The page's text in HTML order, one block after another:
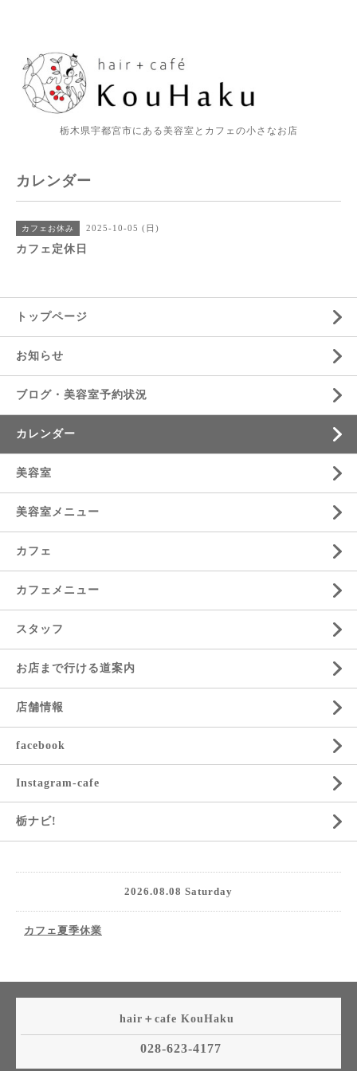
栃木県宇都宮市にある美容室とカフェの小さなお店
カレンダー
カフェお休み 2025-10-05 (日)
カフェ定休日
トップページ
お知らせ
ブログ・美容室予約状況
カレンダー
美容室
美容室メニュー
カフェ
カフェメニュー
スタッフ
お店まで行ける道案内
店舗情報
facebook
Instagram-cafe
栃ナビ!
2026.08.08 Saturday
カフェ夏季休業
hair＋cafe KouHaku
028-623-4177